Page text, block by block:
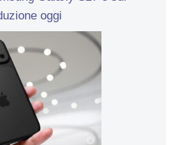
oggi